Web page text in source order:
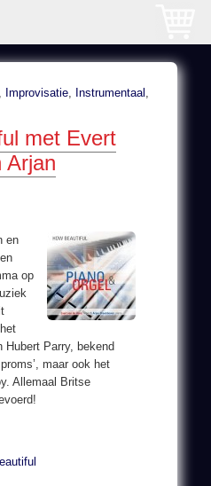
, Improvisatie, Instrumentaal ,
met Evert
Arjan
en
op
Hubert Parry, bekend
maar ook het
Allemaal Britse